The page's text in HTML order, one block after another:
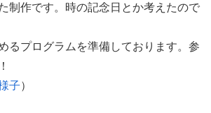
制作です。時の記念日とか考えたので
るプログラムを準備しております。参
子）